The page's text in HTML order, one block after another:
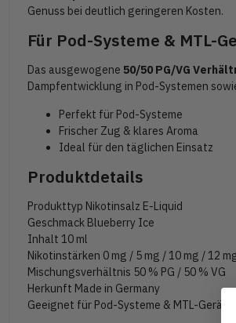
Genuss bei deutlich geringeren Kosten.
Für Pod-Systeme & MTL-
Das ausgewogene 50/50 PG/VG
Dampfentwicklung in Pod-Systemen
Perfekt für Pod-Systeme
Frischer Zug & klares Aroma
Ideal für den täglichen Einsatz
Produktdetails
Produkttyp Nikotinsalz E-Liquid
Geschmack Blueberry Ice
Inhalt 10 ml
Nikotinstärken 0 mg / 5 mg / 10 mg / 12
Mischungsverhältnis 50 % PG / 50 % VG
Herkunft Made in Germany
Geeignet für Pod-Systeme & MTL-Geräte